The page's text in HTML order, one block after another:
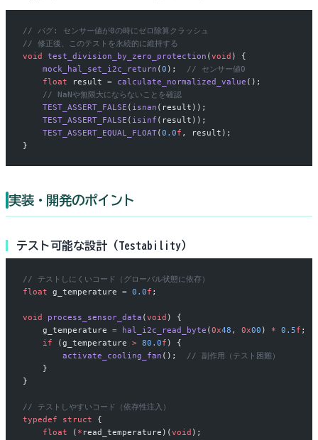
// バグ: センサー値が0の時にゼロ除算クラッシュ
// 修正後、このテストを永続的に維持する
void
test_division_by_zero_protection (void ) {
    mock_hal_set_i2c_return
(0 );
  // センサー値0
    float
result = calculate_normalized_value ();
    // NaNや無限大にならないことを確認
    TEST_ASSERT_FALSE
( isnan (result));
    TEST_ASSERT_FALSE
( isinf (result));
    TEST_ASSERT_EQUAL_FLOAT
(0.0f , result);
}
実装・開発のポイント
テスト可能な設計（Testability）
// テストしにくいコード（グローバル状態に依存）
float g_temperature = 0.0f ;
void process_sensor_data (void ) {
    g_temperature
= hal_i2c_read_byte (0x48 , 0x00 ) * 0.5f ;
    if
(g_temperature > 80.0f ) {
        activate_cooling_fan
();
  // 副作用（テスト困難）
    }
}
// テストしやすいコード（依存性注入）
typedef struct {
    float
( * read_temperature)(void );